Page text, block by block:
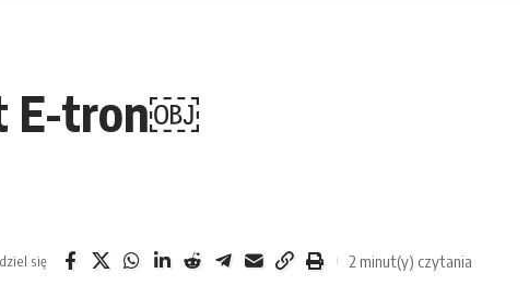
E-tron￼
się 2 minut(y) czytania